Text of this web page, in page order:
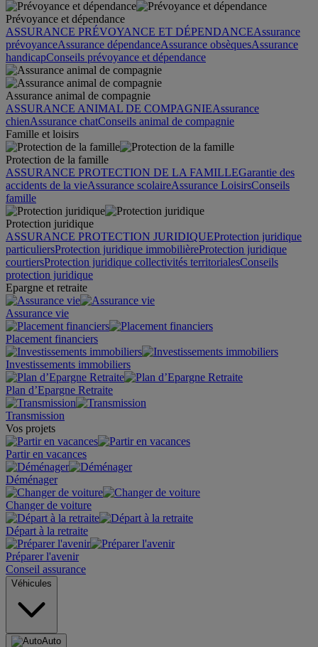
Prévoyance et dépendance
ASSURANCE PRÉVOYANCE ET DÉPENDANCEAssurance
prévoyanceAssurance dépendanceAssurance obsèquesAssurance
handicapConseils prévoyance et dépendance
Assurance animal de compagnie
ASSURANCE ANIMAL DE COMPAGNIEAssurance
chienAssurance chatConseils animal de compagnie
Famille et loisirs
Protection de la famille
ASSURANCE PROTECTION DE LA FAMILLEGarantie des
accidents de la vieAssurance scolaireAssurance LoisirsConseils
famille
Protection juridique
ASSURANCE PROTECTION JURIDIQUEProtection juridique
particuliersProtection juridique immobilièreProtection juridique
courtiersProtection juridique collectivités territorialesConseils
protection juridique
Epargne et retraite
Assurance vie
Placement financiers
Investissements immobiliers
Plan d’Epargne Retraite
Transmission
Vos projets
Partir en vacances
Déménager
Changer de voiture
Départ à la retraite
Préparer l'avenir
Conseil assurance
Véhicules
Auto